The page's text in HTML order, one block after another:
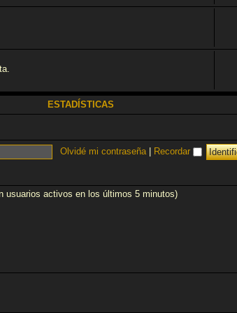
ESTADÍSTICAS
Olvidé mi contraseña | Recordar
usuarios activos en los últimos 5 minutos)